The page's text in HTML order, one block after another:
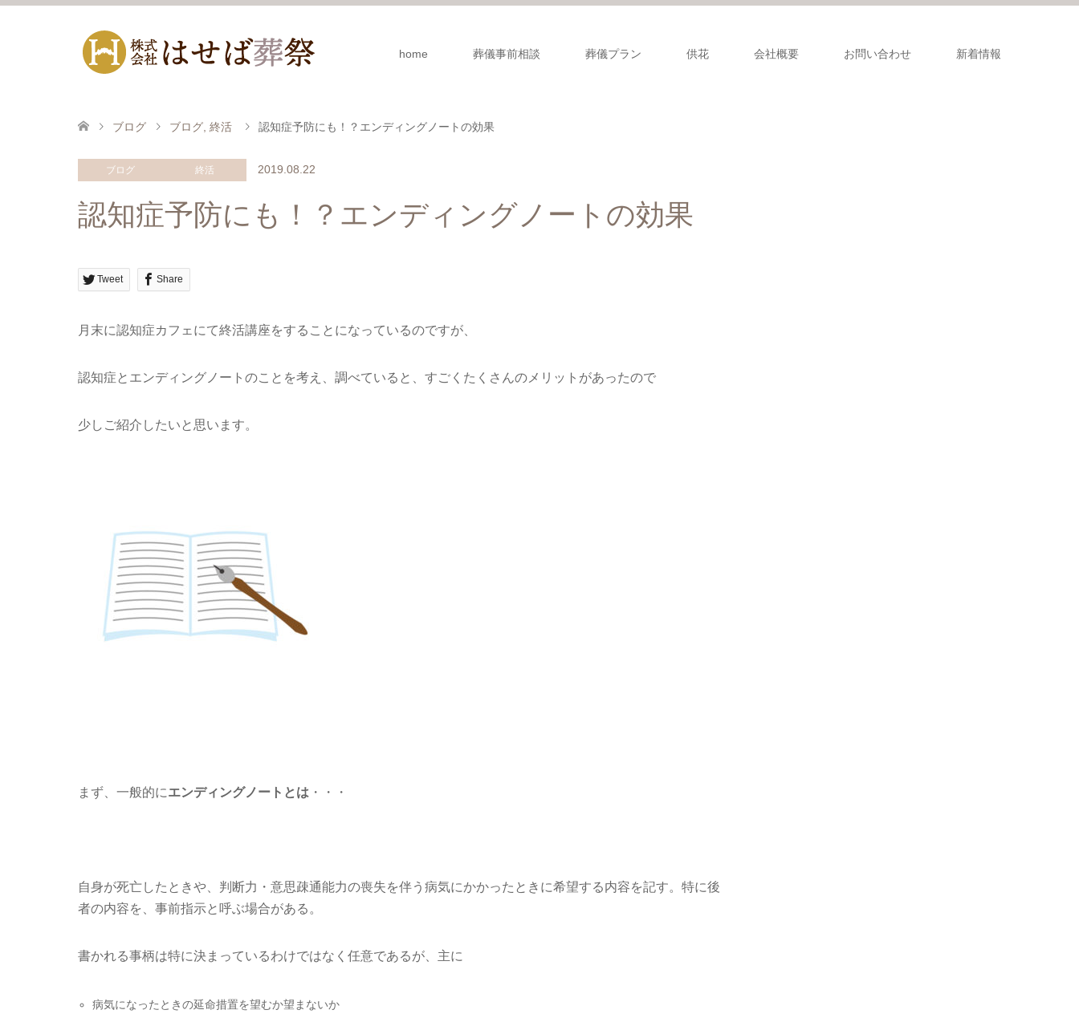
home 葬儀事前相談 葬儀プラン 供花 会社概要 お問い合わせ 新着情報
ブログ ブログ 終活 認知症予防にも！？エンディングノートの効果
ブログ 終活 2019.08.22
認知症予防にも！？エンディングノートの効果
Tweet Share
月末に認知症カフェにて終活講座をすることになっているのですが、
認知症とエンディングノートのことを考え、調べていると、すごくたくさんのメリットがあったので
少しご紹介したいと思います。
まず、一般的にエンディングノートとは ・・・
自身が死亡したときや、判断力・意思疎通能力の喪失を伴う病気にかかったときに希望する内容を記す。特に後
者の内容を、事前指示と呼ぶ場合がある。
書かれる事柄は特に決まっているわけではなく任意であるが、主に
病気になったときの延命措置を望むか望まないか